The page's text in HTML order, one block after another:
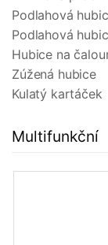
Podlahová
Podlahová
Hubice na
Zúžená hubice
Kulatý kartáček
Multifunkční